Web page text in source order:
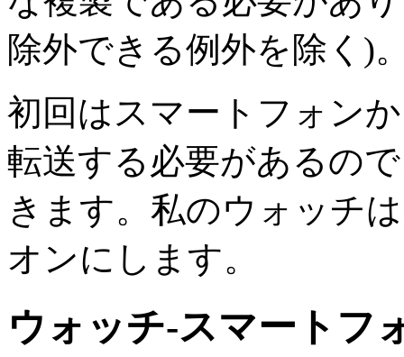
除外できる例外を除く)
初回はスマートフォン
転送する必要があるの
きます。私のウォッチ
オンにします。
ウォッチ-スマートフ